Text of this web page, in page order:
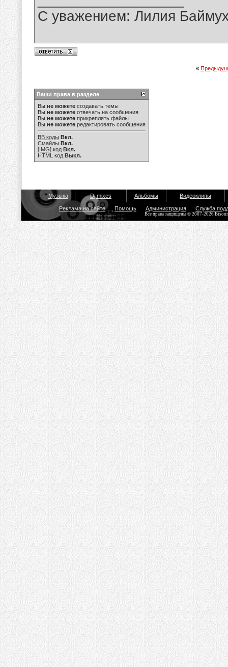
С уважением: Лилия
«
Ваши права в разделе
Вы не можете создавать темы
Вы не можете отвечать на сообщения
Вы не можете прикреплять файлы
Вы не можете редактировать сообщения
BB коды Вкл.
Смайлы Вкл.
[IMG] код Вкл.
HTML код Выкл.
Музыка Dj mixes Альбомы Видеоклипы
Реклама на сайте Помощь Администрация Служба
Все права защищены © 2007-2026